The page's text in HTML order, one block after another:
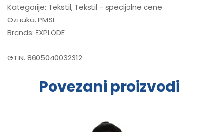
Kategorije: Tekstil, Tekstil - specijalne cene
Oznaka: PMSL
Brands: EXPLODE
GTIN: 8605040032312
Povezani proizvodi